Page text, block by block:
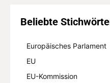
Beliebte
Europäisches Parlament
EU
EU-Kommission